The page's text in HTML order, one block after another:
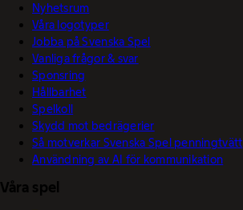
Nyhetsrum
Våra logotyper
Jobba på Svenska Spel
Vanliga frågor & svar
Sponsring
Hållbarhet
Spelkoll
Skydd mot bedrägerier
Så motverkar Svenska Spel penningtvätt
Användning av AI för kommunikation
Våra spel